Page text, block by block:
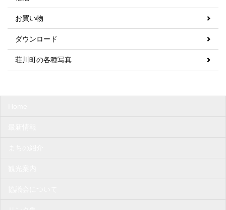
お買い物
ダウンロード
荘川町の各種写真